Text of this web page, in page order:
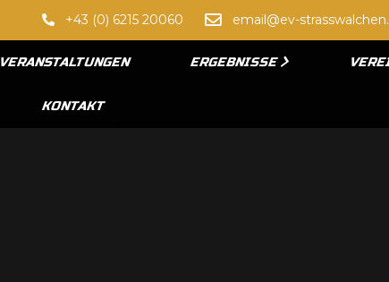
+43 (0) 6215 20060 email@ev-
VERANSTALTUNGEN ERGEBNISSE
KONTAKT